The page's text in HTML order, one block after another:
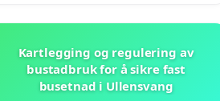
Kartlegging og regulering av
bustadbruk for å sikre fast
busetnad i Ullensvang